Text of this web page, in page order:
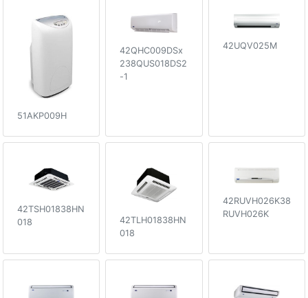
51AKP009H
42QHC009DSx
238QUS018DS2
-1
42UQV025M
42TSH01838HN
018
42TLH01838HN
018
42RUVH026K38
RUVH026K